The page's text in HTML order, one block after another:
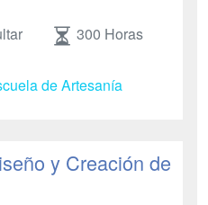
300 Horas
de Artesanía
y Creación de